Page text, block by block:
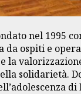
nel 1995
da ospiti e
la
solidarietà.